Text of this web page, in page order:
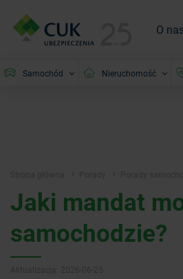
O
Samochód Nieruchomość
Jaki mandat
samochodzie?